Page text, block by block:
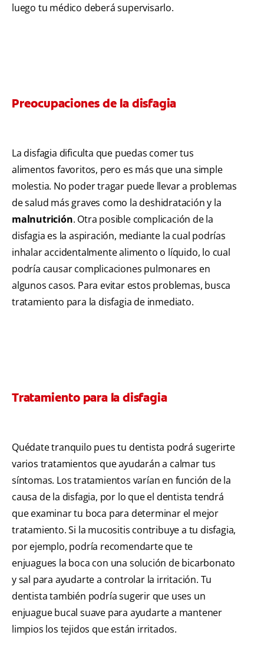
luego tu médico deberá supervisarlo.
Preocupaciones de la disfagia
La disfagia dificulta que puedas comer tus
alimentos favoritos, pero es más que una simple
molestia. No poder tragar puede llevar a problemas
de salud más graves como la deshidratación y la
malnutrición. Otra posible complicación de la
disfagia es la aspiración, mediante la cual podrías
inhalar accidentalmente alimento o líquido, lo cual
podría causar complicaciones pulmonares en
algunos casos. Para evitar estos problemas, busca
tratamiento para la disfagia de inmediato.
Tratamiento para la disfagia
Quédate tranquilo pues tu dentista podrá sugerirte
varios tratamientos que ayudarán a calmar tus
síntomas. Los tratamientos varían en función de la
causa de la disfagia, por lo que el dentista tendrá
que examinar tu boca para determinar el mejor
tratamiento. Si la mucositis contribuye a tu disfagia,
por ejemplo, podría recomendarte que te
enjuagues la boca con una solución de bicarbonato
y sal para ayudarte a controlar la irritación. Tu
dentista también podría sugerir que uses un
enjuague bucal suave para ayudarte a mantener
limpios los tejidos que están irritados.